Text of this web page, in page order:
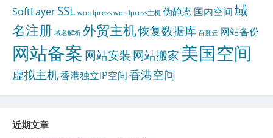
SoftLayerSSL wordpress wordpress主机 伪静态国内空间域
名注册 域名解析 外贸主机恢复数据库 百度云 网站备份
网站备案 网站安装网站搬家美国空间
虚拟主机香港独立IP空间香港空间
近期文章